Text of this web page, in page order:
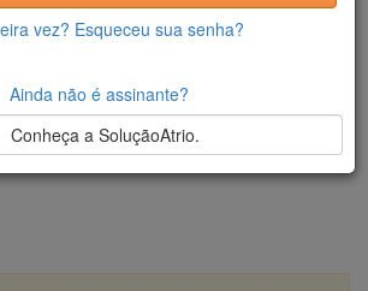
vez? Esqueceu sua senha?
Ainda não é assinante?
Conheça a SoluçãoAtrio.